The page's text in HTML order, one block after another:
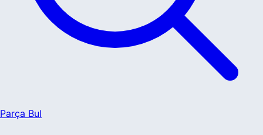
Parça Bul